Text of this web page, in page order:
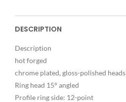
DESCRIPTION
Description
hot forged
chrome plated, gloss-polished heads
Ring head 15° angled
Profile ring side: 12-point